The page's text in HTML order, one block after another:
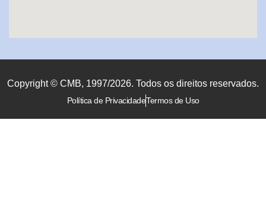
Copyright © CMB, 1997/2026. Todos os direitos reservados.
Política de PrivacidadeTermos de Uso